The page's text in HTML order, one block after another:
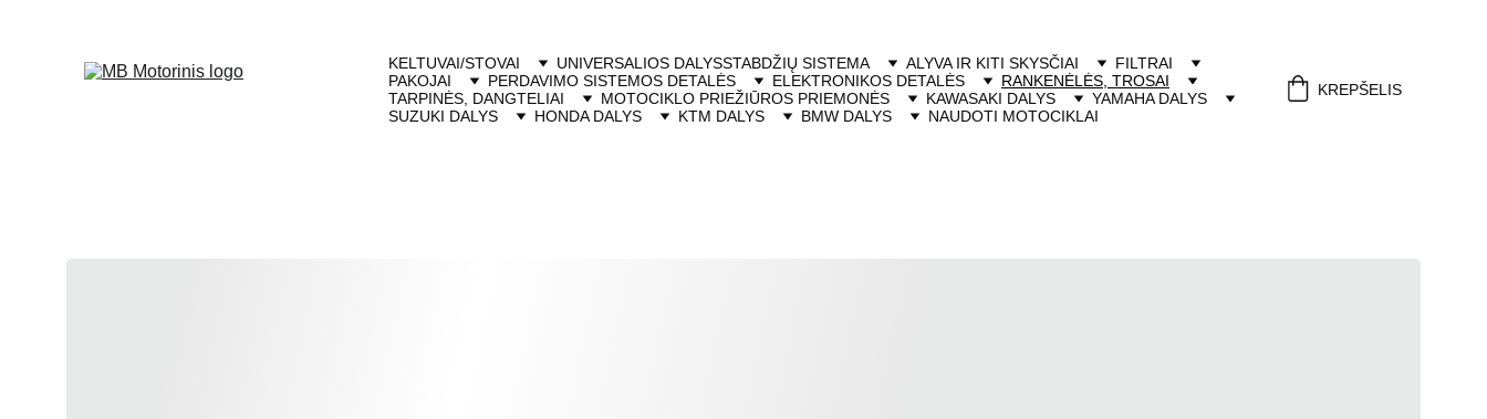
KELTUVAI/STOVAI UNIVERSALIOS DALYSSTABDŽIŲ SISTEMA ALYVA IR KITI SKYSČIAI
FILTRAI
PAKOJAI
PERDAVIMO SISTEMOS DETALĖS ELEKTRONIKOS DETALĖS
RANKENĖLĖS, TROSAI
TARPINĖS, DANGTELIAI
MOTOCIKLO PRIEŽIŪROS PRIEMONĖS KAWASAKI DALYS
YAMAHA DALYS
SUZUKI DALYS
HONDA DALYS KTM DALYS BMW DALYS NAUDOTI MOTOCIKLAI
KREPŠELIS